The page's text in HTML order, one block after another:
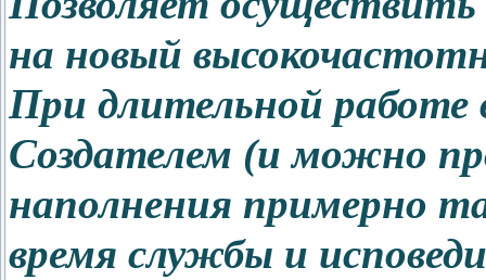
на новый
При длительной работе
Создателем (и можно
наполнения примерно
время службы и